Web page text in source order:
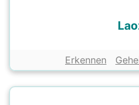
Erkennen